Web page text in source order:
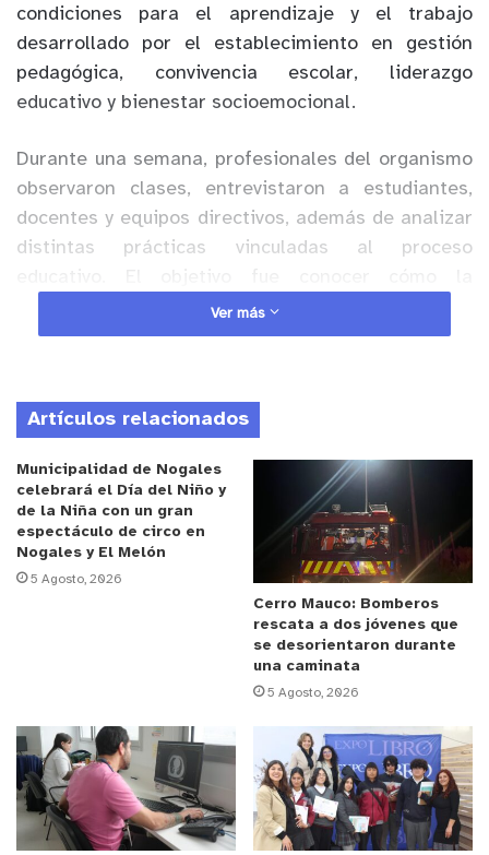
condiciones para el aprendizaje y el trabajo
desarrollado por el establecimiento en gestión
pedagógica, convivencia escolar, liderazgo
educativo y bienestar socioemocional.
Durante una semana, profesionales del organismo
observaron clases, entrevistaron a estudiantes,
docentes y equipos directivos, además de analizar
distintas prácticas vinculadas al proceso
comunidad escolar genera condiciones que
favorecen los aprendizajes y promueven la mejora
Anuncio Patrocinado
El evaluador de la Agencia de Calidad de la
Educación, Mauricio Gajardo Garrido, explicó que la
visita tuvo un foco pedagógico. “Lo que buscamos
es observar de qué forma la entidad sostenedora y
los equipos directivos generan condiciones para
que las prácticas de aula apunten a una mejora
efectiva de los aprendizajes de los estudiantes”,
Uno de los aspectos valorados fue el modelo
educativo del Colegio Cumbres de Boco, centrado
en el desarrollo de habilidades, el diálogo y la
construcción de ambientes seguros para aprender.
Ver más
Artículos relacionados
Municipalidad de Nogales
celebrará el Día del Niño y
de la Niña con un gran
espectáculo de circo en
Nogales y El Melón
5 Agosto, 2026
Cerro Mauco: Bomberos
rescata a dos jóvenes que
se desorientaron durante
una caminata
5 Agosto, 2026